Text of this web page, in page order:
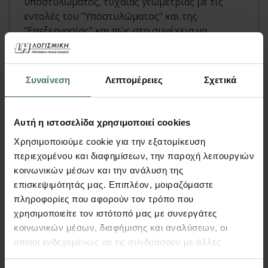
Συναίνεση Λεπτομέρειες Σχετικά
Αυτή η ιστοσελίδα χρησιμοποιεί cookies
Χρησιμοποιούμε cookie για την εξατομίκευση
περιεχομένου και διαφημίσεων, την παροχή λειτουργιών
κοινωνικών μέσων και την ανάλυση της
επισκεψιμότητάς μας. Επιπλέον, μοιραζόμαστε
πληροφορίες που αφορούν τον τρόπο που
χρησιμοποιείτε τον ιστότοπό μας με συνεργάτες
κοινωνικών μέσων, διαφήμισης και αναλύσεων, οι
οποίοι ενδεχομένως να τις συνδυάσουν με άλλες
πληροφορίες που τους έχετε παραχωρήσει ή τις οποίες
εντολές του "Υποστυλώματος" και της
"Επεξεργασίας" και πώς στη συνέχεια να
αποδώσετε οπλισμό σε αυτή τη διατομή.
Περισσότερα